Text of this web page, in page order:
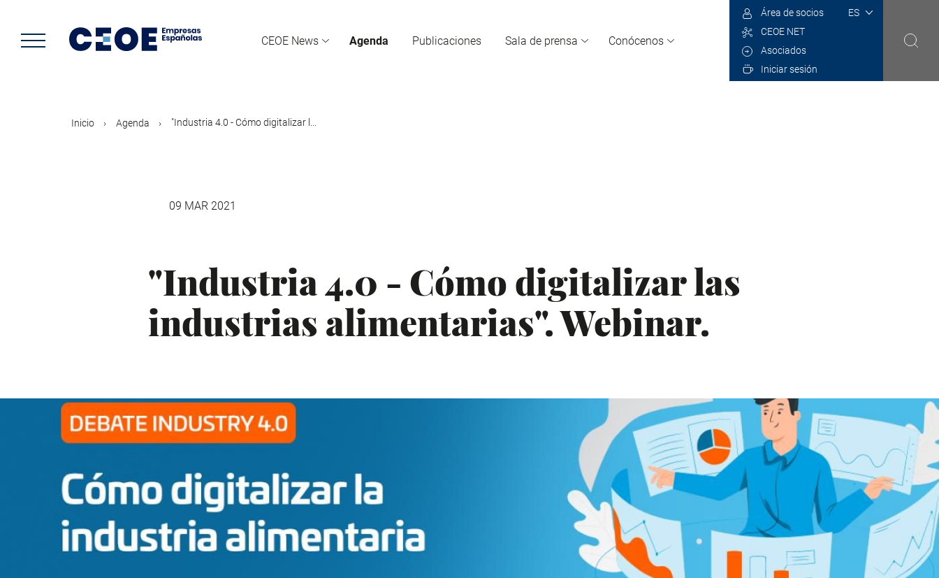
contenido
principal
CEOE News Agenda Publicaciones Sala de prensa Conócenos
Select
Área de socios
CEOE NET
Asociados
Iniciar sesión
Inicio Agenda "Industria 4.0 - Cómo digitalizar l...
09 MAR 2021
"Industria 4.0 - Cómo digitalizar las
industrias alimentarias". Webinar.